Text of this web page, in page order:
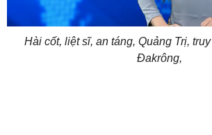
Hài cốt, liệt sĩ, an táng, Quảng Trị,
Đakrông,